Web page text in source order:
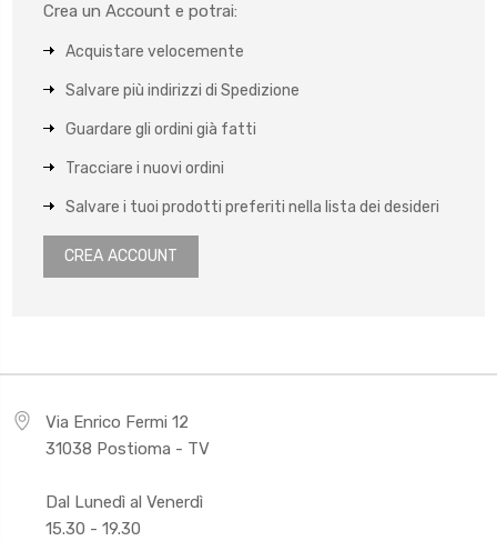
Crea un Account e potrai:
Acquistare velocemente
Salvare più indirizzi di Spedizione
Guardare gli ordini già fatti
Tracciare i nuovi ordini
Salvare i tuoi prodotti preferiti nella lista dei desideri
CREA ACCOUNT
Via Enrico Fermi 12
31038 Postioma - TV
Dal Lunedì al Venerdì
15.30 - 19.30